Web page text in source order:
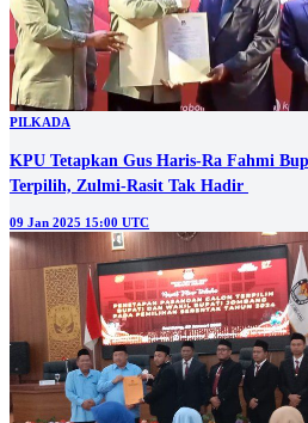
PILKADA
KPU Tetapkan Gus Haris-Ra Fahmi
Terpilih, Zulmi-Rasit Tak Hadir
09 Jan 2025 15:00 UTC